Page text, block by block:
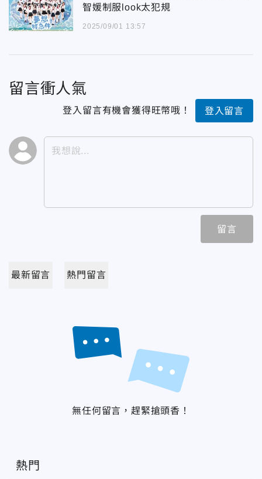
智媛制服look太犯規
2025/09/01 13:57
留言衝人氣
登入留言有機會獲得旺幣哦！ 登入留言
留言
最新留言 熱門留言
無任何留言，趕緊搶頭香！
熱門